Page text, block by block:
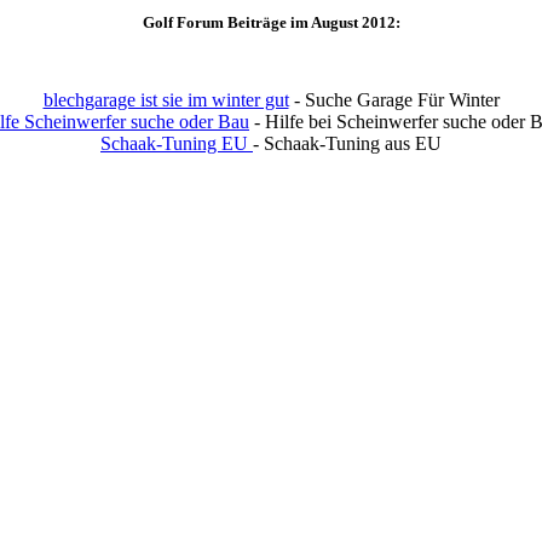
Golf Forum Beiträge im August 2012:
blechgarage ist sie im winter gut- Suche Garage Für Winter
Scheinwerfer suche oder Bau - Hilfe bei Scheinwerfer suche oder
Schaak-Tuning EU - Schaak-Tuning aus EU